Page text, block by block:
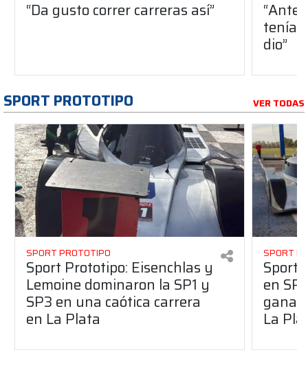
“Da gusto correr carreras así”
dio”
SPORT PROTOTIPO VER TODAS
SPORT PROTOTIPO
Sport Prototipo: Eisenchlas y
Lemoine dominaron la SP1 y
SP3 en una caótica carrera
en La Plata
SPORT
Sport
en
La